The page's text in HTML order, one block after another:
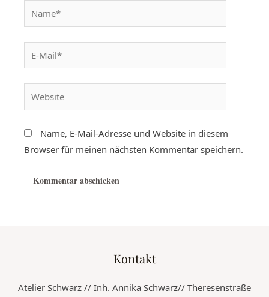
Name, E-Mail-Adresse und Website in diesem
Browser für meinen nächsten Kommentar speichern.
Kontakt
Atelier Schwarz // Inh. Annika Schwarz// Theresenstraße